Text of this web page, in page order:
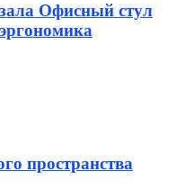
Офисный стул
пространства